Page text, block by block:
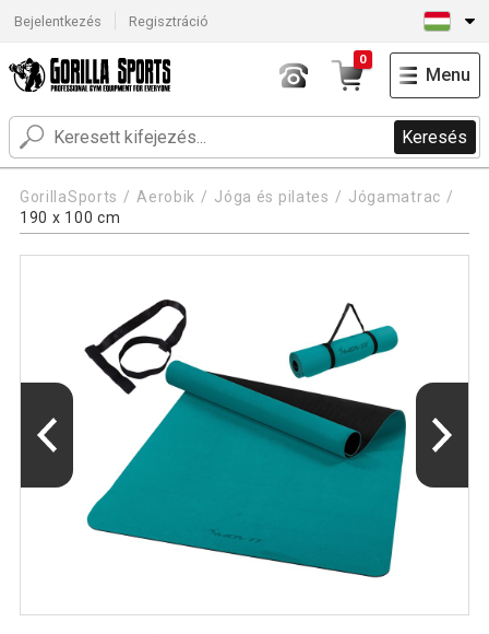
Bejelentkezés Regisztráció
Keresés
0
Menu
GorillaSports Aerobik Jóga és pilates
Jógamatrac
190 x 100 cm